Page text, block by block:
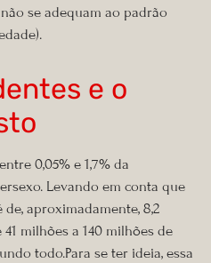
se adequam ao padrão
e o
0,05% e 1,7% da
Levando em conta que
aproximadamente, 8,2
milhões a 140 milhões de
todo.Para se ter ideia, essa